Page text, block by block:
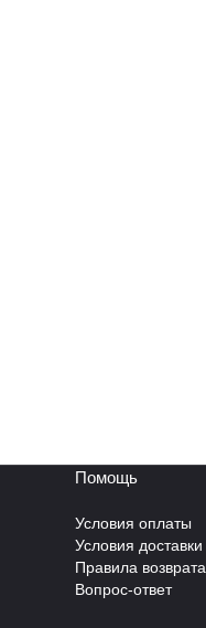
Помощь
Условия оплаты
Условия доставки
Правила возврата
Вопрос-ответ